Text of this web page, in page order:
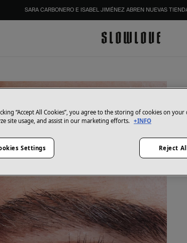
SARA CARBONERO E ISABEL JIMÉNEZ ABREN NUEVAS
“Accept All Cookies”, you agree to the storing of cookies on
site usage, and assist in our marketing efforts. +INFO
Settings Reject All